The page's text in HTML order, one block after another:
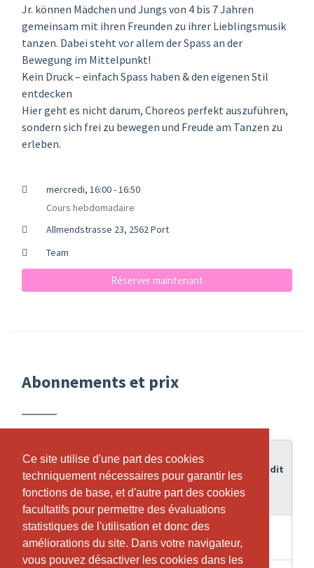
Ce site utilise d'une part des cookies
techniquement nécessaires pour garantir les
fonctions de base, et d'autre part des cookies
facultatifs pour permettre des évaluations
statistiques de l'utilisation et donc des
améliorations du site. Dans votre navigateur,
vous pouvez désactiver les cookies dans les
Ce site utilise d'une part des cookies
techniquement nécessaires pour garantir les
fonctions de base, et d'autre part des cookies
facultatifs pour permettre des évaluations
statistiques de l'utilisation et donc des
améliorations du site. Dans votre navigateur,
vous pouvez désactiver les cookies dans les
Jr. können Mädchen und Jungs von 4 bis 7 Jahren
gemeinsam mit ihren Freunden zu ihrer Lieblingsmusik
tanzen. Dabei steht vor allem der Spass an der
Bewegung im Mittelpunkt!
Kein Druck – einfach Spass haben & den eigenen Stil
entdecken
Hier geht es nicht darum, Choreos perfekt auszuführen,
sondern sich frei zu bewegen und Freude am Tanzen zu
erleben.
mercredi, 16:00 - 16:50
Cours hebdomadaire
Allmendstrasse 23, 2562 Port
Team
Réserver maintenant
Abonnements et prix
Abonnement
Durée
validité
Crédit
EINZELLEKTION Zumba® Kids_jr_
KG.-1. Klasse_Mi. 16:00 - 16:50
1 Heures